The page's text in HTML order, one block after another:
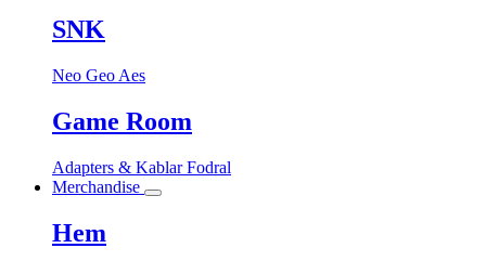
SNK
Neo Geo Aes
Game Room
Adapters & KablarFodral
Merchandise
Hem